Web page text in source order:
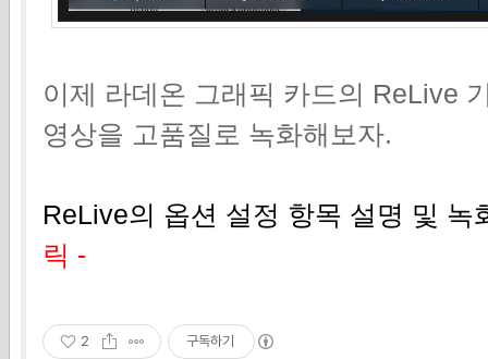
이제 라데온 그래픽 카드의 ReLive
영상을 고품질로 녹화해보자.
ReLive의 옵션 설정 항목 설명 및
릭 -
2 구독하기